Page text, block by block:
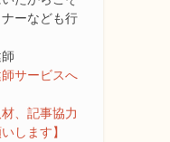
ーなども行
師サービスへ
、記事協力
します】